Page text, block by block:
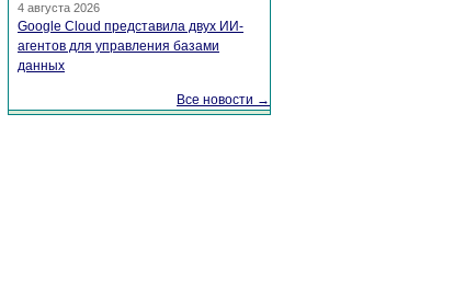
4 августа 2026
Google Cloud представила двух ИИ-
агентов для управления базами
данных
Все новости →